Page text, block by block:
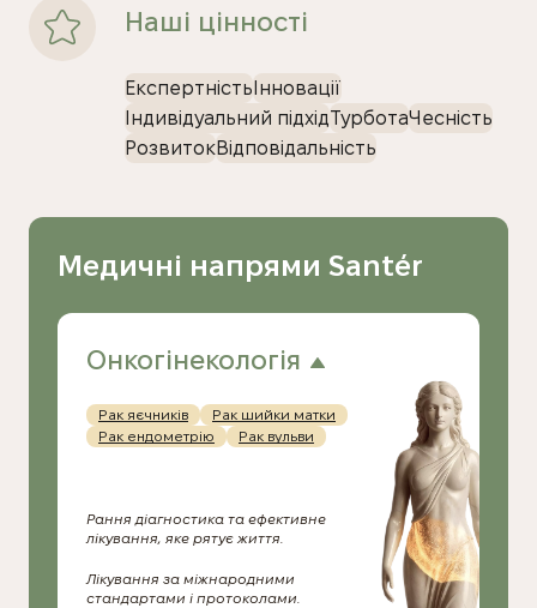
Наші цінності
Експертність Інновації
Індивідуальний підхідТурботаЧесність
РозвитокВідповідальність
Медичні напрями Santér
Онкогінекологія
Рак яєчників
Рак шийки матки
Рак ендометрію
Рак вульви
Рання діагностика та ефективне
лікування, яке рятує життя.
Лікування за міжнародними
стандартами і протоколами.